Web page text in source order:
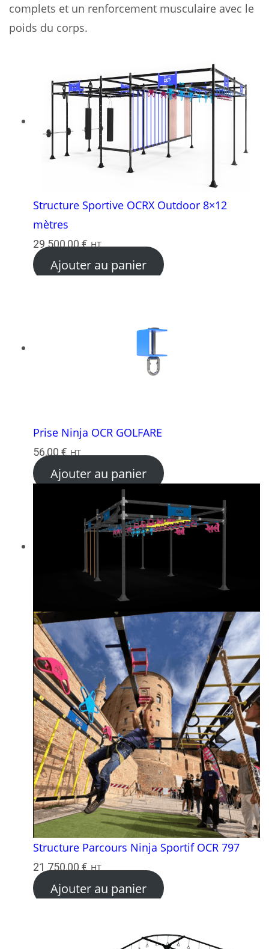
complets et un renforcement musculaire avec le
poids du corps.
Structure Sportive OCRX Outdoor 8×12
mètres
29 500,00€ HT
Ajouter au panier
Prise Ninja OCR GOLFARE
56,00€ HT
Ajouter au panier
Structure Parcours Ninja Sportif OCR 797
21 750,00€ HT
Ajouter au panier